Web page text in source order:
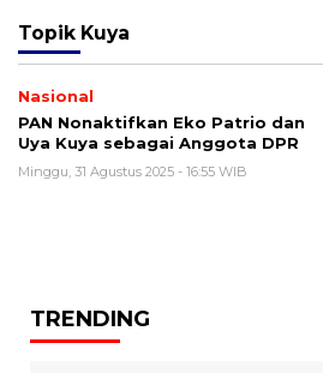
Topik Kuya
Nasional
PAN Nonaktifkan Eko Patrio dan
Uya Kuya sebagai Anggota DPR
Minggu, 31 Agustus 2025 - 16:55 WIB
TRENDING